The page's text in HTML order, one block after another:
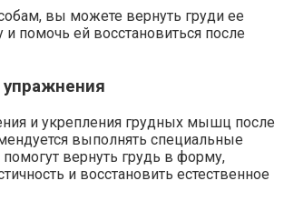
вы можете вернуть груди ее
помочь ей восстановиться после
и укрепления грудных мышц после
выполнять специальные
вернуть грудь в форму,
и восстановить естественное